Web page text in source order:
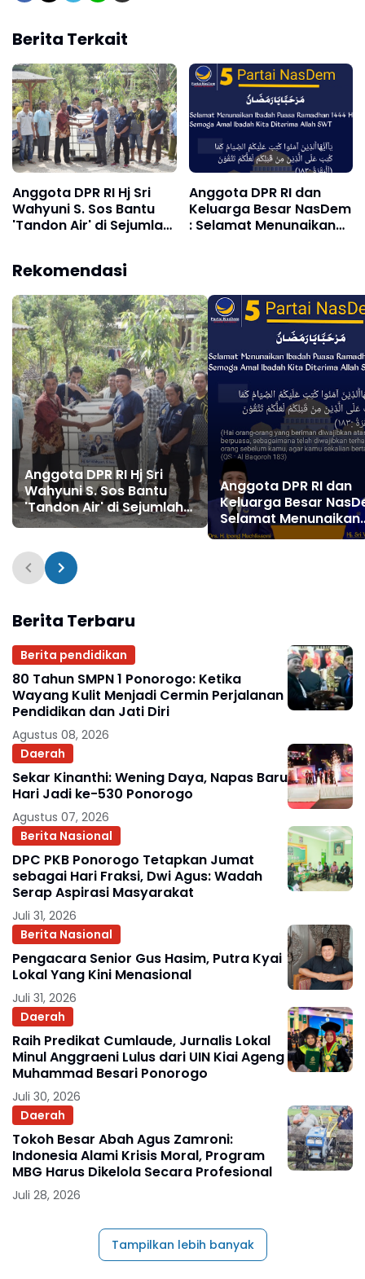
Berita Terkait
Anggota DPR RI Hj Sri
Wahyuni S. Sos Bantu
'Tandon Air' di Sejumlah
Sangat Perhatian
Kepada Masyarakat
Anggota DPR RI dan
Keluarga Besar NasDem
: Selamat Menunaikan
Kita Diterima oleh Allah
SWT
Rekomendasi
Anggota DPR RI Hj Sri
Wahyuni S. Sos Bantu
'Tandon Air' di Sejumlah
Tempat-Tempat Ibadah
Sangat Perhatian
Kepada Masyarakat
Anggota DPR RI dan
Keluarga Besar
Selamat Menunaikan
Ibadah Puasa
Berita Terbaru
Berita pendidikan
80 Tahun SMPN 1 Ponorogo: Ketika
Wayang Kulit Menjadi Cermin Perjalanan
Pendidikan dan Jati Diri
Agustus 08, 2026
Daerah
Sekar Kinanthi: Wening Daya, Napas Baru
Hari Jadi ke-530 Ponorogo
Agustus 07, 2026
Berita Nasional
DPC PKB Ponorogo Tetapkan Jumat
sebagai Hari Fraksi, Dwi Agus: Wadah
Serap Aspirasi Masyarakat
Juli 31, 2026
Berita Nasional
Pengacara Senior Gus Hasim, Putra Kyai
Lokal Yang Kini Menasional
Juli 31, 2026
Daerah
Raih Predikat Cumlaude, Jurnalis Lokal
Minul Anggraeni Lulus dari UIN Kiai Ageng
Muhammad Besari Ponorogo
Juli 30, 2026
Daerah
Tokoh Besar Abah Agus Zamroni:
Indonesia Alami Krisis Moral, Program
MBG Harus Dikelola Secara Profesional
Juli 28, 2026
Tampilkan lebih banyak